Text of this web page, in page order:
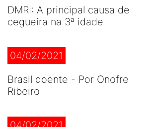
DMRI: A principal causa de
cegueira na 3ª idade
04/02/2021
Brasil doente - Por Onofre
Ribeiro